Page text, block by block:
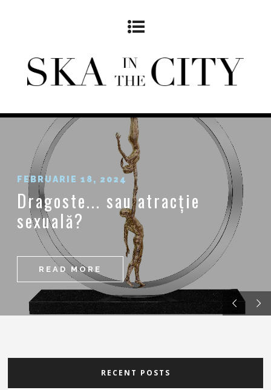
Dragoste... sau atracție
sexuală?
FEBRUARIE 18, 2024
READ MORE
RECENT POSTS